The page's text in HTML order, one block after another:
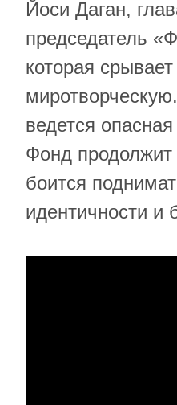
Йоси Даган,
председатель
которая
ведется
Фонд продолжит
боится
идентичности и